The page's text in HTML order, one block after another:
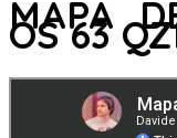
MAPA
OS 63